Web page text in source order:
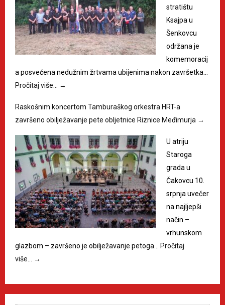
stratištu
Ksajpa u
Šenkovcu
održana je
komemoracij
a posvećena nedužnim žrtvama ubijenima nakon završetka…
Pročitaj više…
→
Raskošnim koncertom Tamburaškog orkestra HRT-a
završeno obilježavanje pete obljetnice Riznice Međimurja →
U atriju
Staroga
grada u
Čakovcu 10.
srpnja uvečer
na najljepši
način –
vrhunskom
glazbom – završeno je obilježavanje petoga…
Pročitaj
više…
→